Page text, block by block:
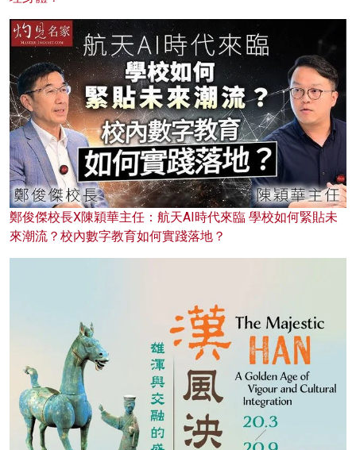
鄭俊傑校長X陳穎華主任：航天AI時代來臨 學校如何緊貼未
來潮流？校內數字教育如何實踐落地？